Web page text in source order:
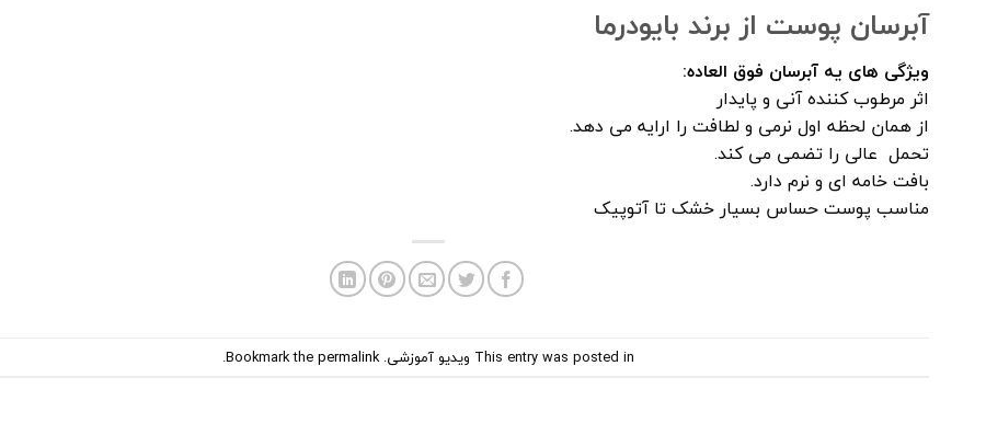
آبرسان پوست از برند بایودرما
ویژگی های یه آبرسان فوق العاده:
اثر مرطوب کننده آنی و پایدار
از همان لحظه اول نرمی و لطافت را ارایه می دهد.
تحمل عالی را تضمی می کند.
بافت خامه ای و نرم دارد.
مناسب پوست حساس بسیار خشک تا آتوپیک
This entry was posted in ویدیو آموزشی. Bookmark the
permalink
.